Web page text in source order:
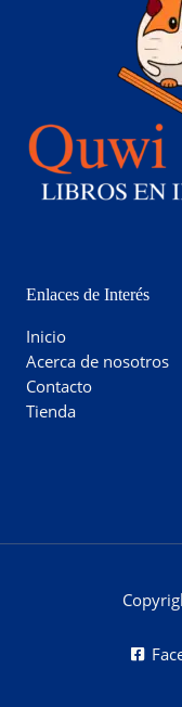
Enlaces de Interés
Inicio
Acerca de nosotros
Contacto
Tienda